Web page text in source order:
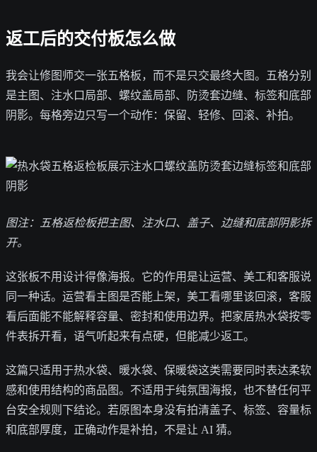
返工后的交付板怎么做
我会让修图师交一张五格板，而不是只交最终大图。五格分别
是主图、注水口局部、螺纹盖局部、防烫套边缝、标签和底部
阴影。每格旁边只写一个动作：保留、轻修、回滚、补拍。
图注：五格返检板把主图、注水口、盖子、边缝和底部阴影拆
开。
这张板不用设计得像海报。它的作用是让运营、美工和客服说
同一种话。运营看主图是否能上架，美工看哪里该回滚，客服
看后面能不能解释容量、密封和使用边界。把家居热水袋按零
件表拆开看，语气听起来有点硬，但能减少返工。
这篇只适用于热水袋、暖水袋、保暖袋这类需要同时表达柔软
感和使用结构的商品图。不适用于纯氛围海报，也不替任何平
台安全规则下结论。若原图本身没有拍清盖子、标签、容量标
和底部厚度，正确动作是补拍，不是让 AI 猜。